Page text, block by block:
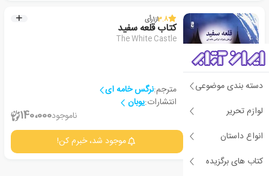
دسته بندی موضوعی
لوازم تحریر
انواع داستان
کتاب های برگزیده
3.8از1رأی
کتاب قلعه سفید
The White Castle
مترجم:نرگس خامه ای
انتشارات:یوبان
ناموجود140،000
جزئیات موجود شد، خبرم کن!